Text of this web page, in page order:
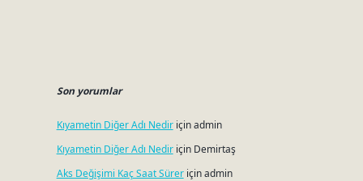
Son yorumlar
Kıyametin Diğer Adı Nediriçinadmin
Kıyametin Diğer Adı Nediriçin Demirtaş
Aks Değişimi Kaç Saat Süreriçinadmin